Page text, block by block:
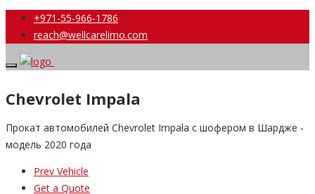
+971-55-966-1786
reach@wellcarelimo.com
Chevrolet Impala
Прокат автомобилей Chevrolet Impala с шофером в Шардже -
модель 2020 года
Prev Vehicle
Get a Quote